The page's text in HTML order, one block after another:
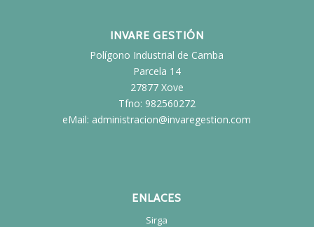
INVARE GESTIÓN
Polígono Industrial de Camba
Parcela 14
27877 Xove
Tfno: 982560272
eMail: administracion@invaregestion.com
ENLACES
Sirga